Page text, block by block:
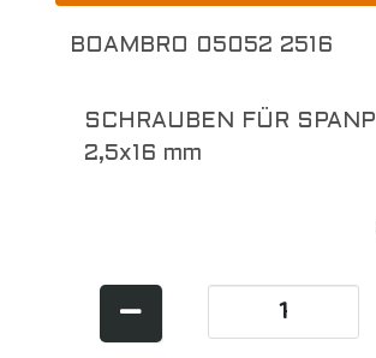
BOAMBRO 05052 2516
SCHRAUBEN FÜR
2,5x16 mm